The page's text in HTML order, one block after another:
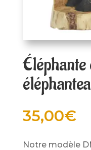
Éléphante
35,00€
Notre modèle